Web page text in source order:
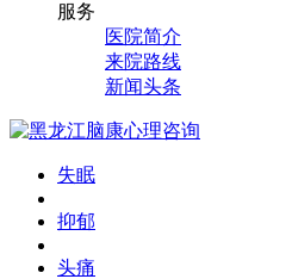
服务
医院简介
来院路线
新闻头条
失眠
抑郁
头痛